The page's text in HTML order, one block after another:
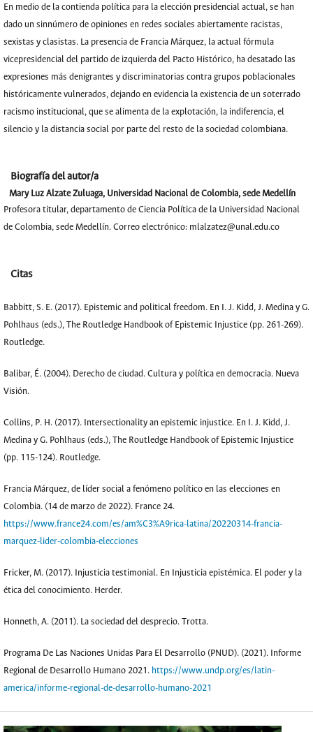
En medio de la contienda política para la elección presidencial actual, se han
dado un sinnúmero de opiniones en redes sociales abiertamente racistas,
sexistas y clasistas. La presencia de Francia Márquez, la actual fórmula
vicepresidencial del partido de izquierda del Pacto Histórico, ha desatado las
expresiones más denigrantes y discriminatorias contra grupos poblacionales
históricamente vulnerados, dejando en evidencia la existencia de un soterrado
racismo institucional, que se alimenta de la explotación, la indiferencia, el
silencio y la distancia social por parte del resto de la sociedad colombiana.
Biografía del autor/a
Mary Luz Alzate Zuluaga, Universidad Nacional de Colombia, sede Medellín
Profesora titular, departamento de Ciencia Política de la Universidad Nacional
de Colombia, sede Medellín. Correo electrónico: mlalzatez@unal.edu.co
Citas
Babbitt, S. E. (2017). Epistemic and political freedom. En I. J. Kidd, J. Medina y G.
Pohlhaus (eds.), The Routledge Handbook of Epistemic Injustice (pp. 261-269).
Routledge.
Balibar, É. (2004). Derecho de ciudad. Cultura y política en democracia. Nueva
Visión.
Collins, P. H. (2017). Intersectionality an epistemic injustice. En I. J. Kidd, J.
Medina y G. Pohlhaus (eds.), The Routledge Handbook of Epistemic Injustice
(pp. 115-124). Routledge.
Francia Márquez, de líder social a fenómeno político en las elecciones en
Colombia. (14 de marzo de 2022). France 24.
https://www.france24.com/es/am%C3%A9rica-latina/20220314-francia-
marquez-lider-colombia-elecciones
Fricker, M. (2017). Injusticia testimonial. En Injusticia epistémica. El poder y la
ética del conocimiento. Herder.
Honneth, A. (2011). La sociedad del desprecio. Trotta.
Programa De Las Naciones Unidas Para El Desarrollo (PNUD). (2021). Informe
Regional de Desarrollo Humano 2021. https://www.undp.org/es/latin-
america/informe-regional-de-desarrollo-humano-2021